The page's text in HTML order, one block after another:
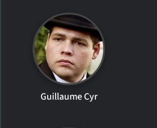
Guillaume Cyr